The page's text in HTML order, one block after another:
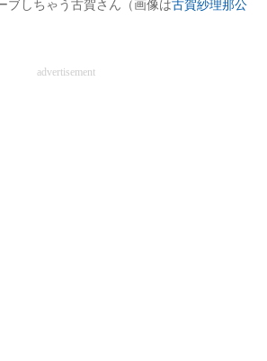
事例
ブしちゃう古賀さん（画像は古賀紗理那公
advertisement